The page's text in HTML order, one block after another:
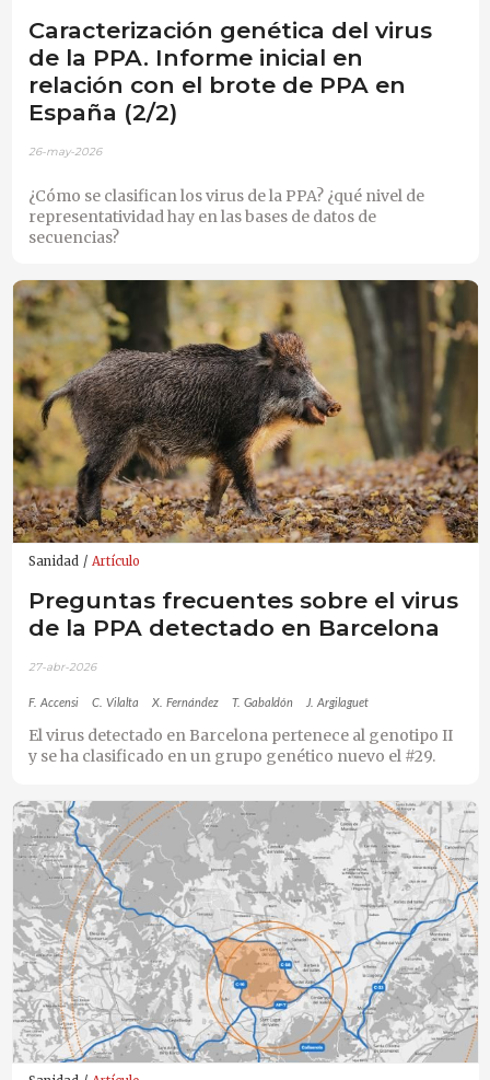
Caracterización genética del virus
de la PPA. Informe inicial en
relación con el brote de PPA en
España (2/2)
26-may-2026
¿Cómo se clasifican los virus de la PPA? ¿qué nivel de
representatividad hay en las bases de datos de
secuencias?
Sanidad Artículo
Preguntas frecuentes sobre el virus
de la PPA detectado en Barcelona
27-abr-2026
F. Accensi C. Vilalta X. Fernández T. Gabaldón J. Argilaguet
El virus detectado en Barcelona pertenece al genotipo II
y se ha clasificado en un grupo genético nuevo el #29.